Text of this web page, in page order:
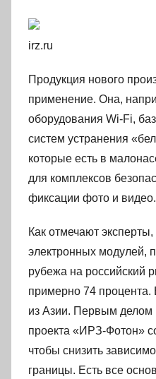
irz.ru
Продукция нового
применение. Она,
оборудования Wi-Fi,
систем устранения
которые есть в
для комплексов
фиксации фото и видео.
Как отмечают
электронных модулей,
рубежа на российский
примерно 74 процента.
из Азии. Первым делом
проекта «ИРЗ-Фотон»
чтобы снизить
границы. Есть все